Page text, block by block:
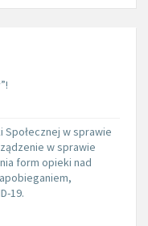
Społecznej w sprawie
w sprawie
form opieki nad
19.